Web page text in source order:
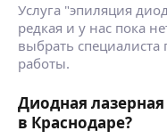
Услуга "эпиляция
редкая и у нас пока
выбрать специалиста
работы.
Диодная
в Краснодаре?